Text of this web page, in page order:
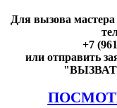
Для вызова
+7
или отправить